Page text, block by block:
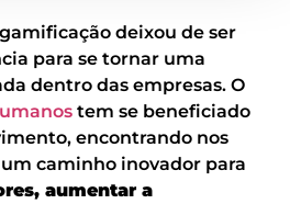
deixou de ser
para se tornar uma
dentro das empresas. O
tem se beneficiado
encontrando nos
caminho inovador para
aumentar a